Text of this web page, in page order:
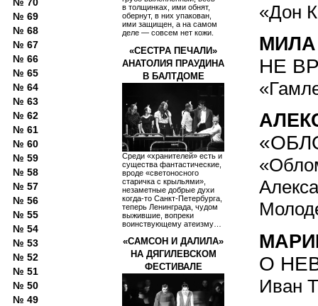
в толщинках, ими обнят,
обернут, в них упакован,
ими защищен, а на самом
деле — совсем нет кожи.
«СЕСТРА ПЕЧАЛИ»
АНАТОЛИЯ ПРАУДИНА
В БАЛТДОМЕ
Среди «хранителей» есть и
существа фантастические,
вроде «светоносного
старичка с крыльями»,
незаметные добрые духи
когда-то Санкт-Петербурга,
теперь Ленинграда, чудом
выжившие, вопреки
воинствующему атеизму…
«САМСОН И ДАЛИЛА»
НА ДЯГИЛЕВСКОМ
ФЕСТИВАЛЕ
«Дон
НЕ
О
Иван
№ 69
№ 68
№ 67
№ 66
№ 65
№ 64
№ 63
№ 62
№ 61
№ 60
№ 59
№ 58
№ 57
№ 56
№ 55
№ 54
№ 53
№ 52
№ 51
№ 50
№ 49